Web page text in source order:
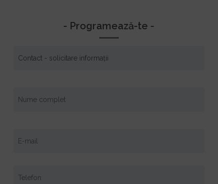
- Programează-te -